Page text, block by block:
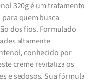
320g é um tratamento
quem busca
dos fios. Formulado
altamente
conhecido por
creme revitaliza os
e sedosos. Sua fórmula